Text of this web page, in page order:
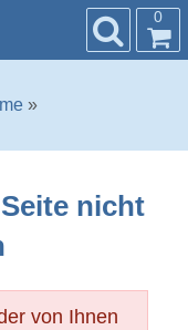
0
»
nicht
von Ihnen